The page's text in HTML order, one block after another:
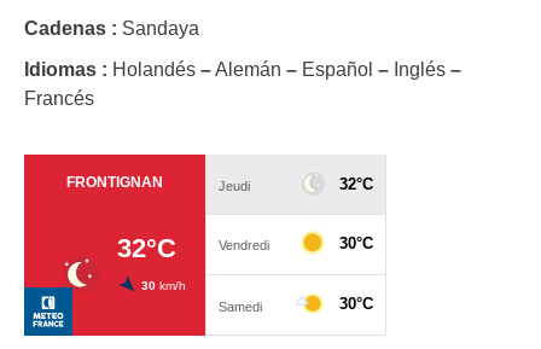
Cadenas : Sandaya
Idiomas : Holandés –Alemán – Español – Inglés –
Francés